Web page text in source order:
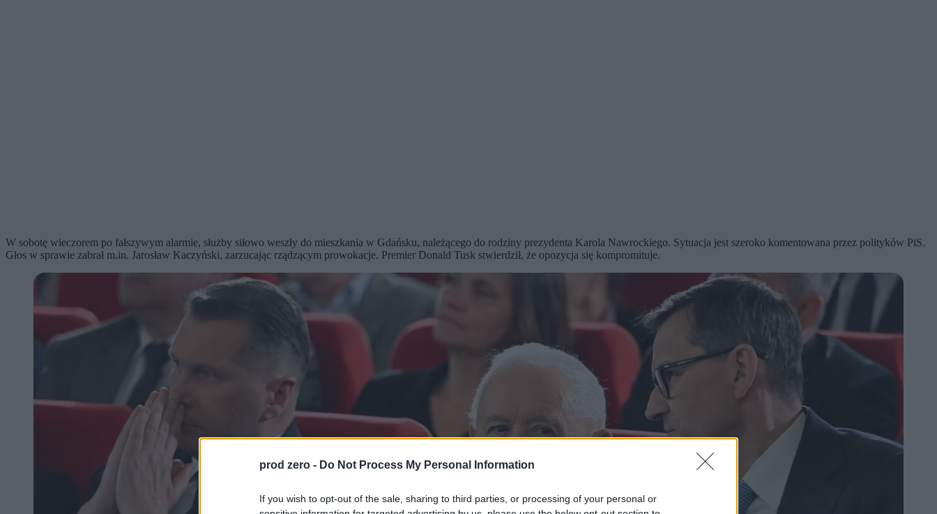
prod zero - Do Not Process My Personal Information
If you wish to opt-out of the sale, sharing to third parties, or processing of your personal or
W sobotę wieczorem po fałszywym alarmie, służby siłowo weszły do mieszkania w Gdańsku, należącego do rodziny prezydenta Karola Nawrockiego. Sytuacja jest szeroko komentowana przez polityków PiS.
Głos w sprawie zabrał m.in. Jarosław Kaczyński, zarzucając rządzącym prowokacje. Premier Donald Tusk stwierdził, że opozycja się kompromituje.